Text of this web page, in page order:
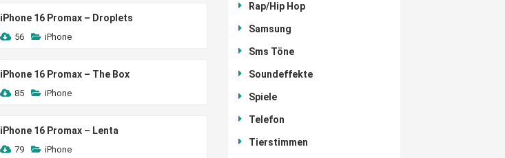
iPhone 16 Promax – Droplets
56 iPhone
iPhone 16 Promax – The Box
85 iPhone
iPhone 16 Promax – Lenta
79 iPhone
Rap/Hip Hop
Samsung
Sms Töne
Soundeffekte
Spiele
Telefon
Tierstimmen